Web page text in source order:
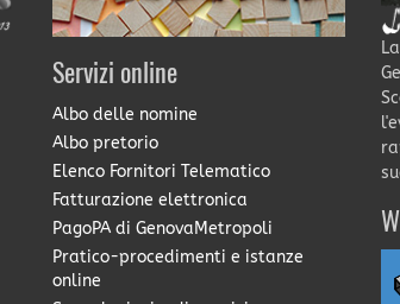
Servizi online
Albo delle nomine
Albo pretorio
Elenco Fornitori Telematico
Fatturazione elettronica
PagoPA di GenovaMetropoli
Pratico-procedimenti e istanze
online